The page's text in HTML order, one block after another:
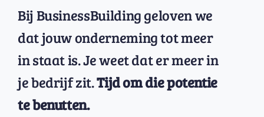
Bij BusinessBuilding geloven we
dat jouw onderneming tot meer
in staat is. Je weet dat er meer in
je bedrijf zit.Tijd om die potentie
te benutten.